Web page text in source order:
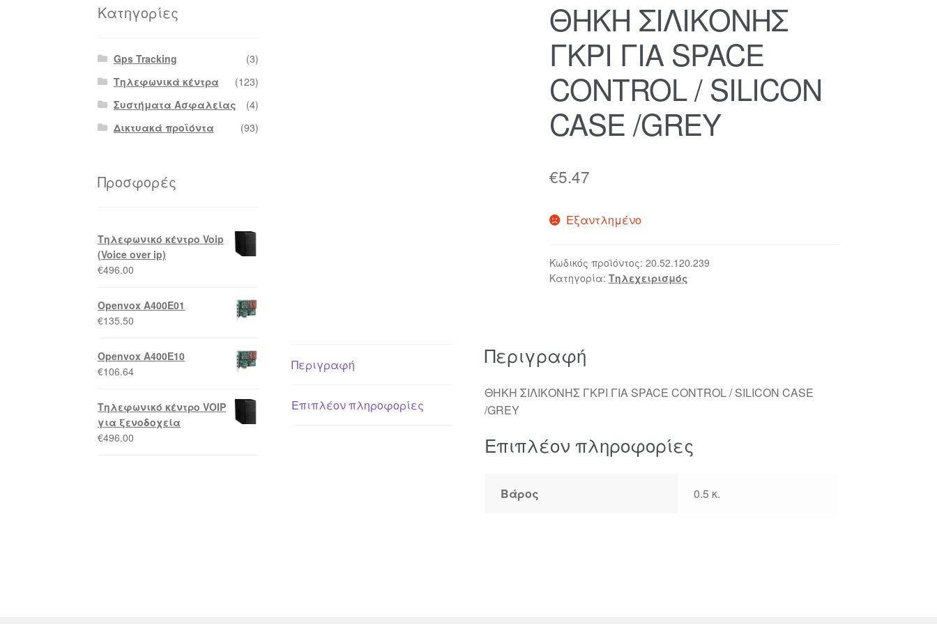
ΘΗΚΗ ΣΙΛΙΚΟΝΗΣ
ΓΚΡΙ ΓΙΑ SPACE
CONTROL / SILICON
CASE /GREY
€5.47
Εξαντλημένο
Κωδικός προϊόντος: 20.52.120.239
Κατηγορία: Τηλεχειρισμός
Περιγραφή
Επιπλέον πληροφορίες
Περιγραφή
ΘΗΚΗ ΣΙΛΙΚΟΝΗΣ ΓΚΡΙ ΓΙΑ SPACE CONTROL / SILICON CASE
/GREY
Επιπλέον πληροφορίες
Βάρος 0.5 κ.
Κατηγορίες
Gps Tracking
(3)
Τηλεφωνικά κέντρα
(123)
Συστήματα Ασφαλείας
(4)
Δικτυακά προϊόντα
(93)
Προσφορές
Τηλεφωνικό κέντρο Voip
(Voice over ip)
€496.00
Openvox A400E01
€135.50
Openvox A400E10
€106.64
Τηλεφωνικό κέντρο VOIP
για ξενοδοχεία
€496.00